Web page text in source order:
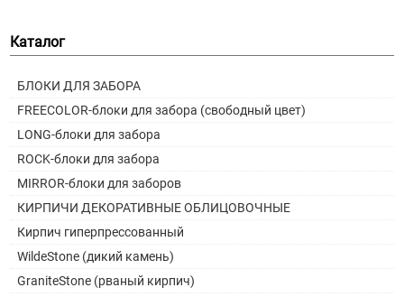
Каталог
БЛОКИ ДЛЯ ЗАБОРА
FREECOLOR-блоки для забора (свободный цвет)
LONG-блоки для забора
ROCK-блоки для забора
MIRROR-блоки для заборов
КИРПИЧИ ДЕКОРАТИВНЫЕ ОБЛИЦОВОЧНЫЕ
Кирпич гиперпрессованный
WildeStone (дикий камень)
GraniteStone (рваный кирпич)